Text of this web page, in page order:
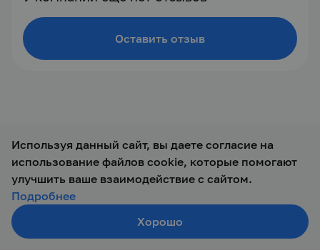
Оставить отзыв
© 2019 — 2026 ООО Талант-М
Используя данный сайт, вы даете согласие на
использование файлов cookie, которые помогают
улучшить ваше взаимодействие с сайтом.
Подробнее
Хорошо